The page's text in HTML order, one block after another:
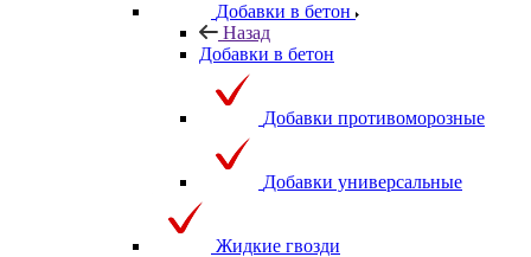
Добавки в бетон
Назад
Добавки в бетон
Добавки противоморозные
Добавки универсальные
Жидкие гвозди